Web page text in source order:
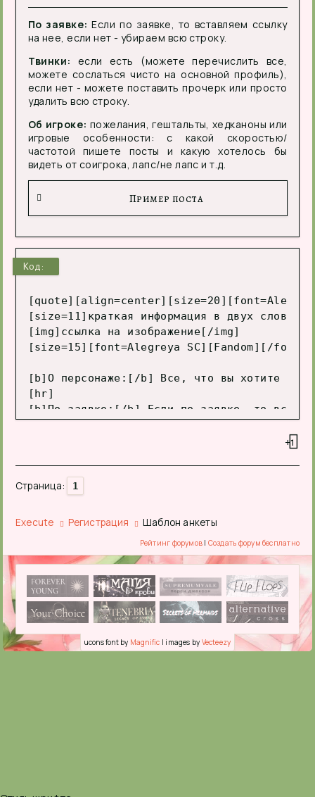
По заявке: Если по заявке, то вставляем ссылку
на нее, если нет - убираем всю строку.
Твинки: если есть (можете перечислить все,
можете сослаться чисто на основной профиль),
если нет - можете поставить прочерк или просто
удалить всю строку.
Об игроке: пожелания, гештальты, хедканоны или
игровые особенности: с какой скоростью/
частотой пишете посты и какую хотелось бы
видеть от соигрока, лапс/не лапс и т.д.
Пример поста
Код:
[quote][align=center][size=20][font=Alegreya
[size=11]краткая информация в двух
[img]ссылка на изображение[/img]
[size=15][font=Alegreya SC][Fandom][/
[b]О персонаже:[/b] Все, что вы хотите
[hr]
[b]По заявке:[/b] Если по заявке, то
[b]Твинки:[/b] если есть (можете
Любой пост от лица любого персонажа[/
+1
Страница: 1
Execute Регистрация Шаблон анкеты
Рейтинг форумов | Создать форум бесплатно
ucons font by Magnific | images by Vecteezy